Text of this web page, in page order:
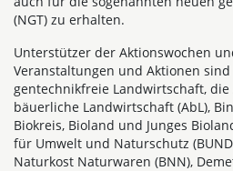
(NGT) zu erhalten.
Unterstützer der Aktionswochen
Veranstaltungen und Aktionen
gentechnikfreie Landwirtschaft,
bäuerliche Landwirtschaft (AbL),
Biokreis, Bioland und Junges
für Umwelt und Naturschutz
Naturkost Naturwaren (BNN),